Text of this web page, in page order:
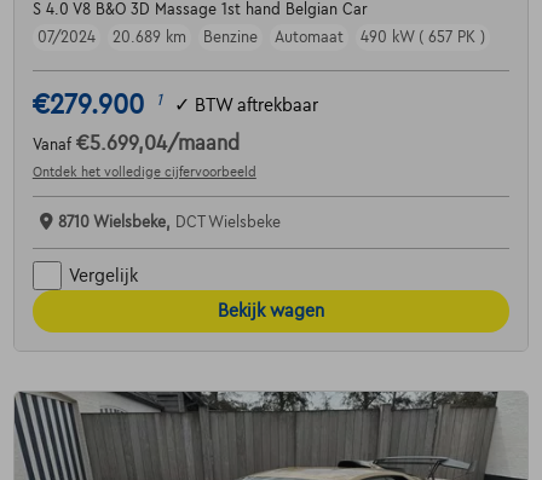
S 4.0 V8 B&O 3D Massage 1st hand Belgian Car
07/2024
20.689 km Benzine Automaat 490 kW ( 657 PK )
€279.900 1 ✓ BTW aftrekbaar
Vanaf €5.699,04/maand
Ontdek het volledige cijfervoorbeeld
8710 Wielsbeke, DCT Wielsbeke
Vergelijk
Bekijk wagen